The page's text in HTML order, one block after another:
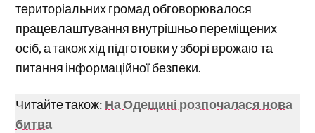
територіальних громад обговорювалося
працевлаштування внутрішньо переміщених
осіб, а також хід підготовки у зборі врожаю та
питання інформаційної безпеки.
Читайте також: На Одещині розпочалася нова
битва